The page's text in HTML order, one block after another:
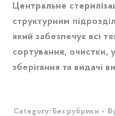
Центральне
структурним
який забезпечує всі
сортування, очистки,
зберігання та видачі
Category: Без рубрики